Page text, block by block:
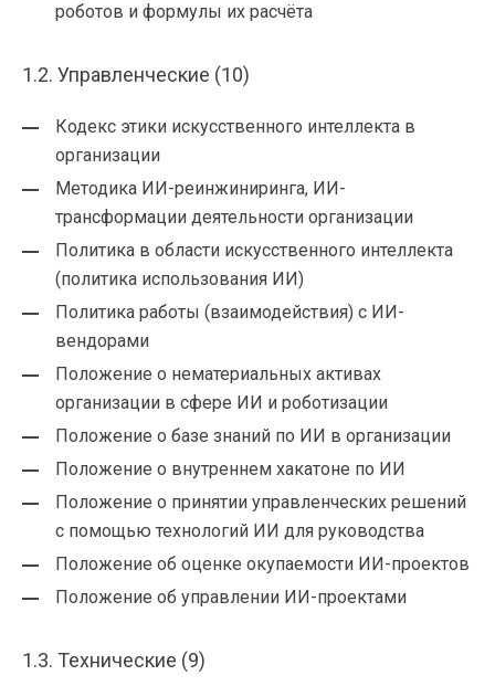
роботов и формулы их расчёта
1.2. Управленческие (10)
Кодекс этики искусственного интеллекта в
организации
Методика ИИ-реинжиниринга, ИИ-
трансформации деятельности организации
Политика в области искусственного интеллекта
(политика использования ИИ)
Политика работы (взаимодействия) с ИИ-
вендорами
Положение о нематериальных активах
организации в сфере ИИ и роботизации
Положение о базе знаний по ИИ в организации
Положение о внутреннем хакатоне по ИИ
Положение о принятии управленческих решений
с помощью технологий ИИ для руководства
Положение об оценке окупаемости ИИ-проектов
Положение об управлении ИИ-проектами
1.3. Технические (9)